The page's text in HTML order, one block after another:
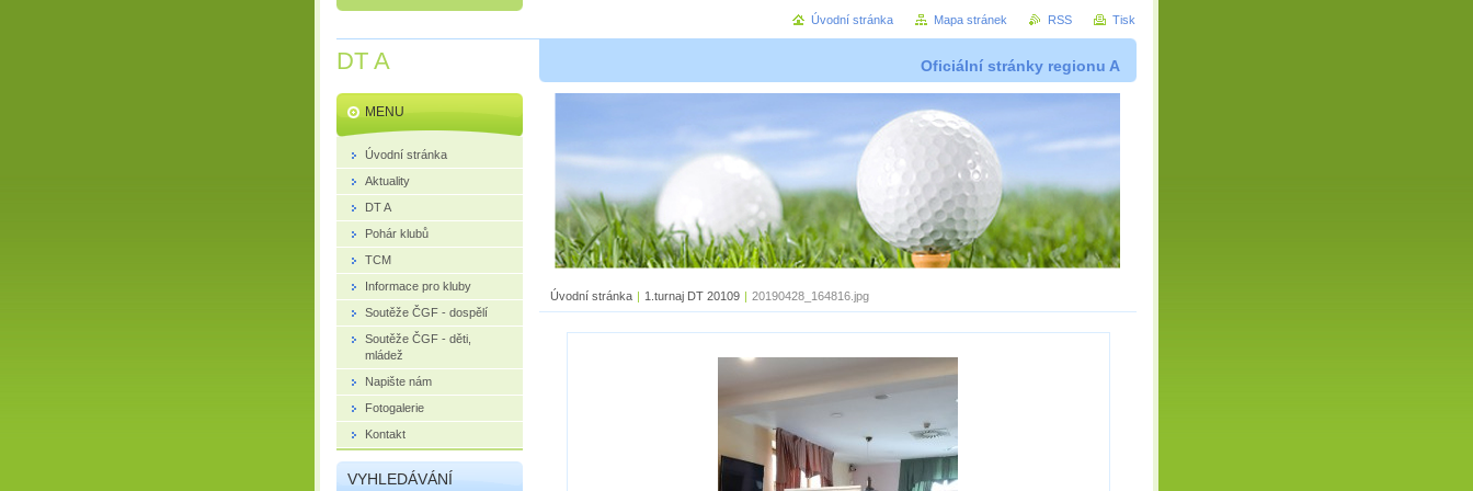
DT A Oficiální stránky regionu A
Úvodní stránka | 1.turnaj DT 20109 | 20190428_164816.jpg
MENU
Úvodní stránka
Aktuality
DT A
Pohár klubů
TCM
Informace pro kluby
Soutěže ČGF - dospělí
Soutěže ČGF - děti,
mládež
Napište nám
Fotogalerie
Kontakt
VYHLEDÁVÁNÍ
Úvodní stránka Mapa stránek RSS Tisk